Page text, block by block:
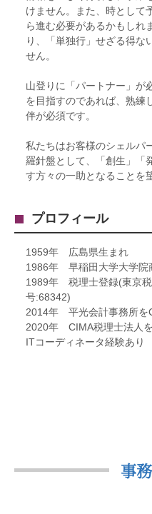
けません。また、時として
ら進む必要があるかもしれ
り、「単独行」せざる得な
せん。
山登りに「パートナー」が
を目指すのであれば、熟練
伴が必須です。
私たちはお客様のシェルパ
羅針盤として、「創生」「
す方々の一助となることを
プロフィール
1959年 広島県生まれ
1986年 早稲田大学大学院
1989年 税理士登録(東京
号:68342)
2014年 平光会計事務所を
2020年 CIMA税理士法人
ITコーディネータ経験あり
事